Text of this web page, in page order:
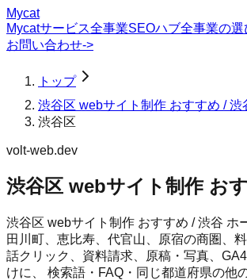
Mycat
Mycatサービス全事業SEOハブ全事業の選
お問い合わせ->
トップ
渋谷区 webサイト制作 おすすめ /
渋谷区
volt-web.dev
渋谷区 webサイト制作 お
渋谷区 webサイト制作 おすすめ / 渋谷 ホ
田川町、恵比寿、代官山、原宿の商圏、
話クリック、資料請求、原稿・写真、
けに、 検索語・FAQ・同じ都道府県の他